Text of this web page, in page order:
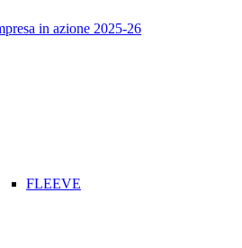
in azione 2025-26
FLEEVE